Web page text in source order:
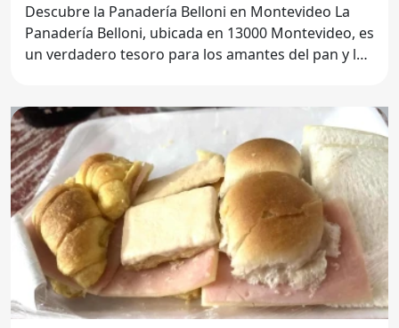
Descubre la Panadería Belloni en Montevideo La
Panadería Belloni, ubicada en 13000 Montevideo, es
un verdadero tesoro para los amantes del pan y los